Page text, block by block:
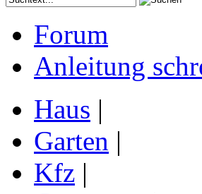
Forum
Anleitung
Haus |
Garten |
Kfz |